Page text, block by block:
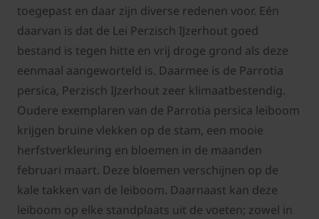
toegepast en daar zijn diverse redenen voor. Eén
daarvan is dat de Lei Perzisch IJzerhout goed
bestand is tegen hitte en vrij droge grond als deze
eenmaal aangeworteld is. Daarmee is de Parrotia
persica, Perzisch IJzerhout zeer klimaatbestendig.
Oudere exemplaren van de Parrotia persica leiboom
krijgen bruine vlekken op de stam, een mooie
herfstverkleuring en bloemen in de maanden
februari maart. Deze bloemen verschijnen op de
kale takken van de leiboom. Daarnaast kan deze
leiboom op elke standplaats uit de voeten; zowel in